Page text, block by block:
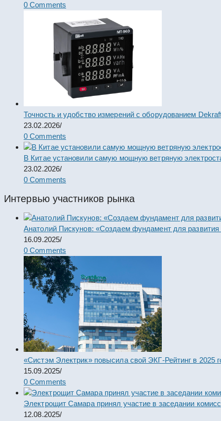
0 Comments
Точность и удобство измерений с оборудованием
23.02.2026/
0 Comments
В Китае установили самую мощную ветряную
23.02.2026/
0 Comments
Интервью участников рынка
Анатолий Пискунов: «Создаем фундамент для развития
16.09.2025/
0 Comments
«Систэм Электрик» повысила свой ЭКГ-Рейтинг в 2025
15.09.2025/
0 Comments
Электрощит Самара принял участие в заседании
12.08.2025/